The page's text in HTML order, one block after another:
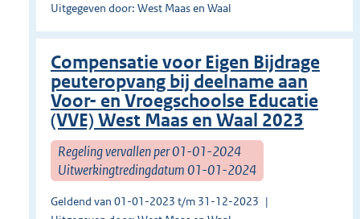
Uitgegeven door: West Maas en Waal
Compensatie voor Eigen Bijdrage
peuteropvang bij deelname aan
Voor- en Vroegschoolse Educatie
(VVE) West Maas en Waal 2023
Regeling vervallen per 01-01-2024
Uitwerkingtredingdatum 01-01-2024
Geldend van 01-01-2023 t/m 31-12-2023